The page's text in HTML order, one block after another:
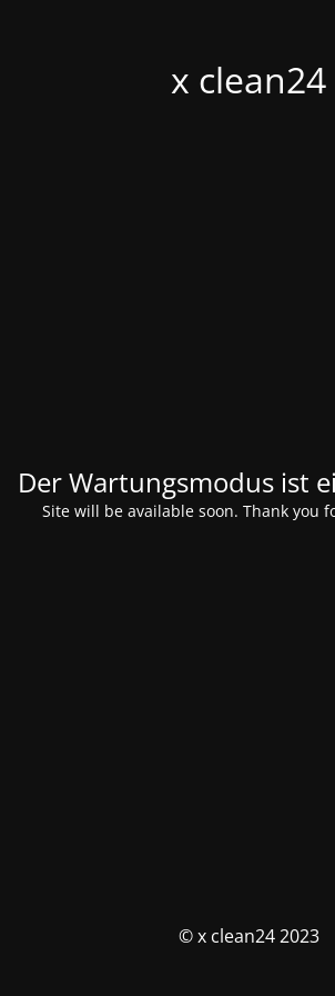
x clean24
Der Wartungsmodus ist
Site will be available soon. Thank you
© x clean24 2023